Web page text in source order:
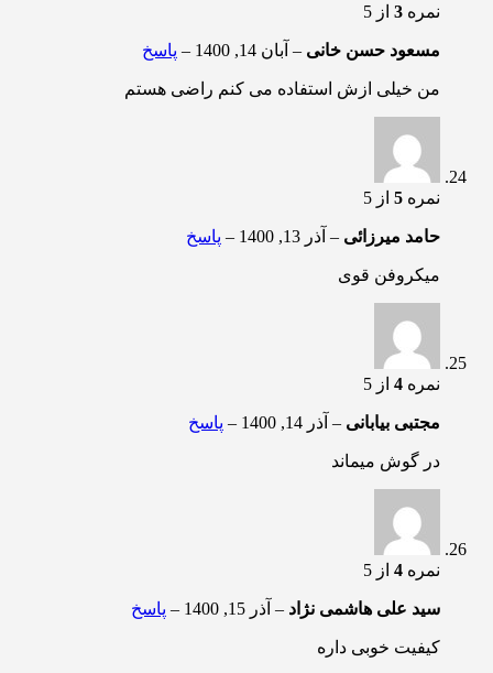
نمره 3 از 5
مسعود حسن خانی – آبان 14, 1400 – پاسخ
من خیلی ازش استفاده می کنم راضی هستم
نمره 5 از 5
حامد میرزائی – آذر 13, 1400 – پاسخ
میکروفن قوی
نمره 4 از 5
مجتبی بیابانی – آذر 14, 1400 – پاسخ
در گوش میماند
نمره 4 از 5
سید علی هاشمی نژاد – آذر 15, 1400 – پاسخ
کیفیت خوبی داره